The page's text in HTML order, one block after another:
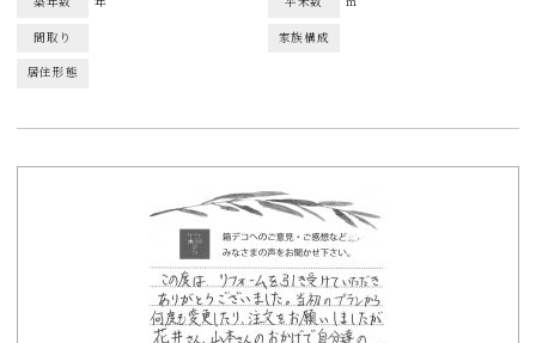
築年数 年 平米数 ㎡
間取り 家族構成
居住形態